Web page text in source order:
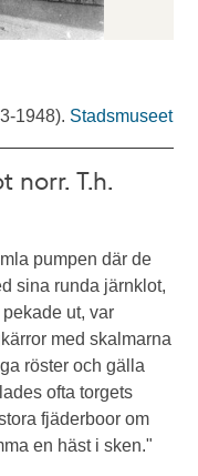
1948). Stadsmuseet
norr. T.h.
pumpen där de
sina runda järnklot,
ut, var
med skalmarna
röster och gälla
ofta torgets
fjäderboor om
en häst i sken."